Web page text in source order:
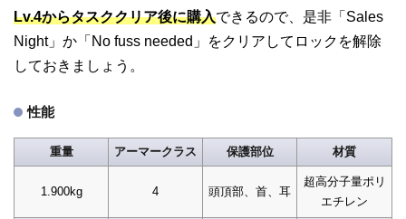
Lv.4からタスククリア後に購入できるので、是非「Sales
Night」か「No fuss needed」をクリアしてロックを解除
しておきましょう。
性能
重量 アーマークラス 保護部位 材質
1.900kg 4 頭頂部、首、耳
超高分子量ポリ
エチレン